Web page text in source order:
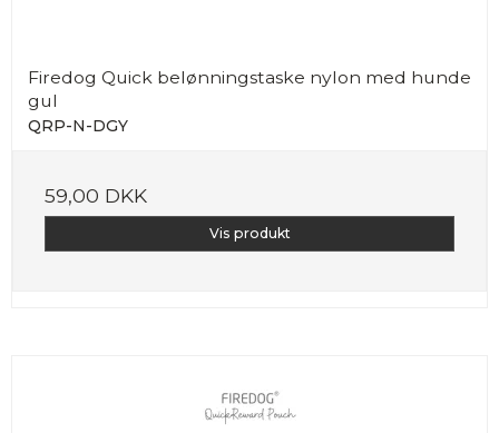
Firedog Quick belønningstaske nylon med hunde
gul
QRP-N-DGY
59,00 DKK
Vis produkt